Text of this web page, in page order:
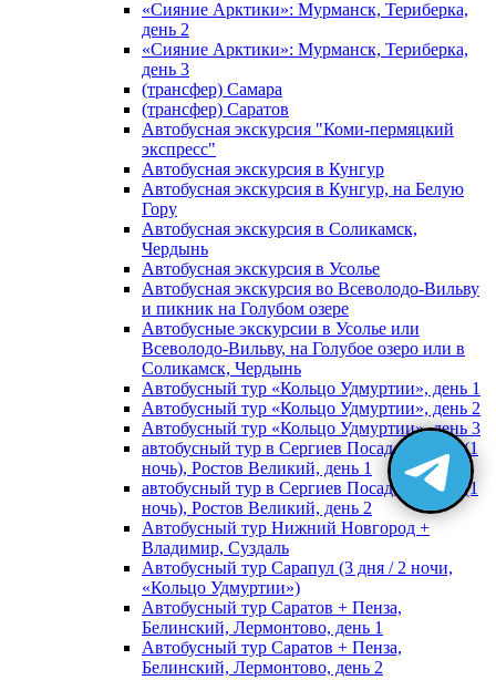
«Сияние Арктики»: Мурманск, Териберка,
день 2
«Сияние Арктики»: Мурманск, Териберка,
день 3
(трансфер) Самара
(трансфер) Саратов
Автобусная экскурсия "Коми-пермяцкий
экспресс"
Автобусная экскурсия в Кунгур
Автобусная экскурсия в Кунгур, на Белую
Гору
Автобусная экскурсия в Соликамск,
Чердынь
Автобусная экскурсия в Усолье
Автобусная экскурсия во Всеволодо-Вильву
и пикник на Голубом озере
Автобусные экскурсии в Усолье или
Всеволодо-Вильву, на Голубое озеро или в
Соликамск, Чердынь
Автобусный тур «Кольцо Удмуртии», день 1
Автобусный тур «Кольцо Удмуртии», день 2
Автобусный тур «Кольцо Удмуртии», день 3
автобусный тур в Сергиев Посад, Москву (1
ночь), Ростов Великий, день 1
автобусный тур в Сергиев Посад, Москву (1
ночь), Ростов Великий, день 2
Автобусный тур Нижний Новгород +
Владимир, Суздаль
Автобусный тур Сарапул (3 дня / 2 ночи,
«Кольцо Удмуртии»)
Автобусный тур Саратов + Пенза,
Белинский, Лермонтово, день 1
Автобусный тур Саратов + Пенза,
Белинский, Лермонтово, день 2